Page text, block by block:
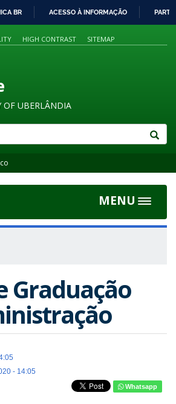
PARA
O
BR ACESSO À INFORMAÇÃO
HIGH CONTRAST SITEMAP
OF UBERLÂNDIA
MENU
Toggle
Graduação
- 14:05
Whatsapp